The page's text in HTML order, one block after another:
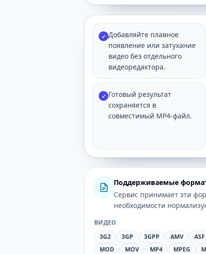
✓ Добавляйте плавное
появление или затухание
видео без отдельного
видеоредактора.
✓ Готовый результат
сохраняется в
совместимый MP4-файл.
Поддерживаемые
Сервис принимает эти
необходимости
ВИДЕО
3G2
3GP 3GPP AMV ASF
MOD
MOV MP4 MPEG